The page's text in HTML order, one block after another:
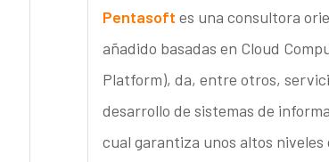
Pentasoft es una consultora
añadido basadas en Cloud
Platform), da, entre otros,
desarrollo de sistemas de
cual garantiza unos altos